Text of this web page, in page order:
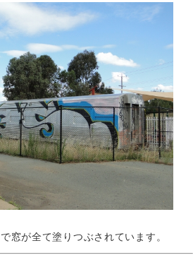
窓が全て塗りつぶされています。